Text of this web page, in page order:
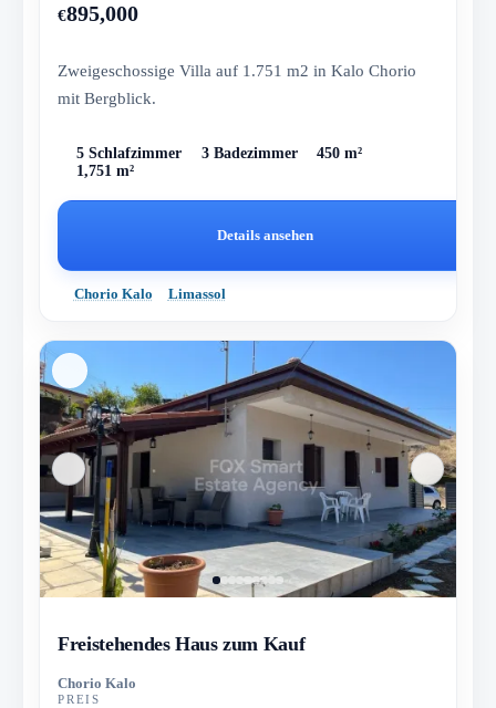
€895,000
Zweigeschossige Villa auf 1.751 m2 in Kalo Chorio
mit Bergblick.
5 Schlafzimmer 3 Badezimmer
450 m²
1,751 m²
Details ansehen
Chorio Kalo Limassol
Freistehendes Haus zum Kauf
Chorio Kalo
PREIS